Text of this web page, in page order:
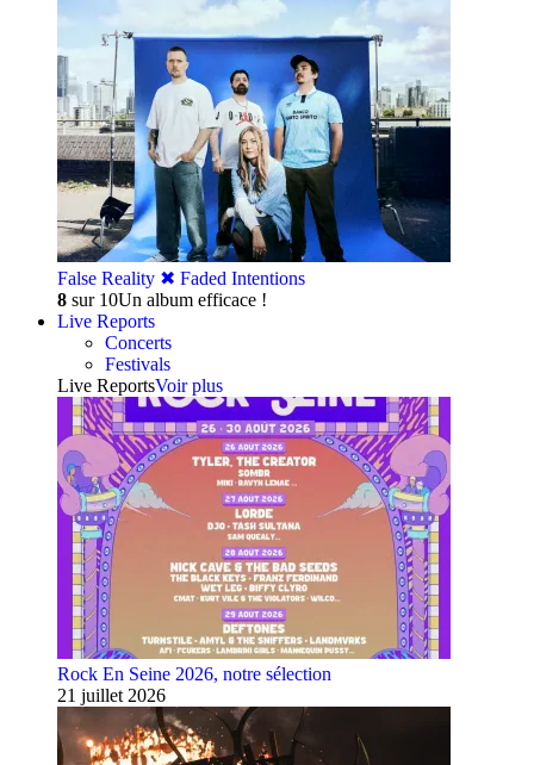
False Reality ✖︎ Faded Intentions
8 sur 10Un album efficace !
Live Reports
Concerts
Festivals
Live ReportsVoir plus
Rock En Seine 2026, notre sélection
21 juillet 2026